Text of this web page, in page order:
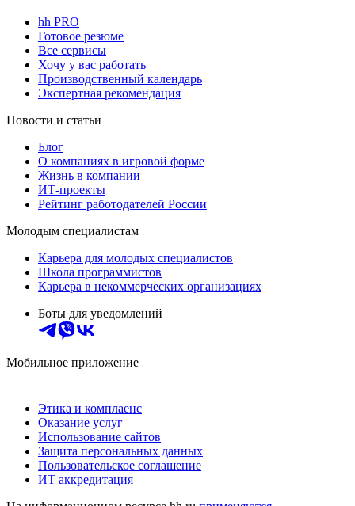
hh PRO
Готовое резюме
Все сервисы
Хочу у вас работать
Производственный календарь
Экспертная рекомендация
Новости и статьи
Блог
О компаниях в игровой форме
Жизнь в компании
ИТ-проекты
Рейтинг работодателей России
Молодым специалистам
Карьера для молодых специалистов
Школа программистов
Карьера в некоммерческих организациях
Боты для уведомлений
Мобильное приложение
Этика и комплаенс
Оказание услуг
Использование сайтов
Защита персональных данных
Пользовательское соглашение
ИТ аккредитация